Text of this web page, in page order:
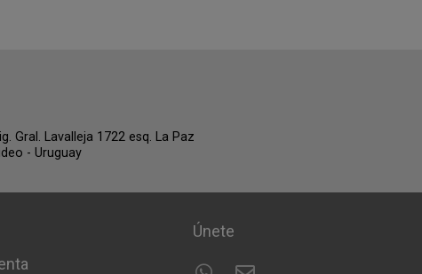
Gral. Lavalleja 1722 esq. La Paz
- Uruguay
Únete